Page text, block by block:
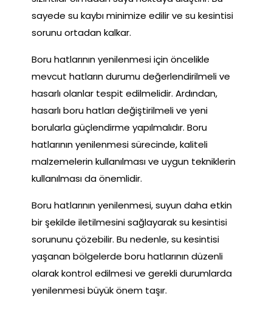
sayede su kaybı minimize edilir ve su kesintisi
sorunu ortadan kalkar.
Boru hatlarının yenilenmesi için öncelikle
mevcut hatların durumu değerlendirilmeli ve
hasarlı olanlar tespit edilmelidir. Ardından,
hasarlı boru hatları değiştirilmeli ve yeni
borularla güçlendirme yapılmalıdır. Boru
hatlarının yenilenmesi sürecinde, kaliteli
malzemelerin kullanılması ve uygun tekniklerin
kullanılması da önemlidir.
Boru hatlarının yenilenmesi, suyun daha etkin
bir şekilde iletilmesini sağlayarak su kesintisi
sorununu çözebilir. Bu nedenle, su kesintisi
yaşanan bölgelerde boru hatlarının düzenli
olarak kontrol edilmesi ve gerekli durumlarda
yenilenmesi büyük önem taşır.